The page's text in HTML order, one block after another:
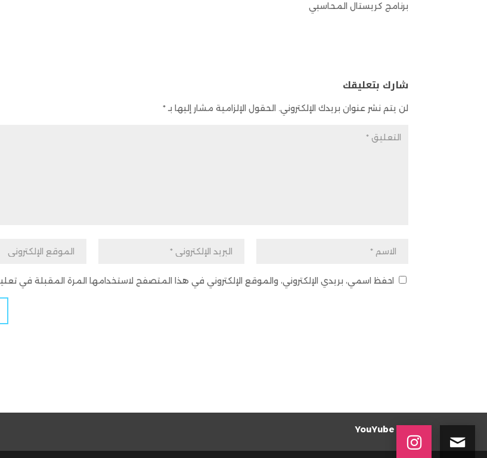
برنامج كريستال المحاسبي
شارك بتعليقك
لن يتم نشر عنوان بريدك الإلكتروني. الحقول الإلزامية مشار إليها بـ*
احفظ اسمي، بريدي الإلكتروني، والموقع الإلكتروني في هذا المتصفح لاستخدامها المرة المقبلة في
YouYube